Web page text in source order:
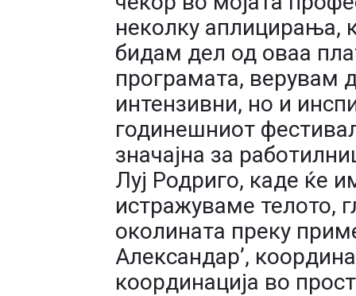
неколку аплицирања,
бидам дел од оваа
програмата, верувам
интензивни, но и
годинешниот
значајна за
Луј Родриго, каде ќе
истражуваме телото,
околината преку
Александар’,
координација во